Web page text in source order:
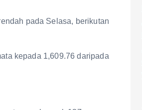
pada Selasa, berikutan
kepada 1,609.76 daripada